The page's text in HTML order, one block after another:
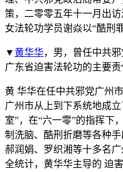
策，二零零五年十一月出
女法轮功学员谢焱以“酷刑
▼黄华华，男，曾任中共
广东省迫害法轮功的主要责
黄 华华在任中共邪党广州
广州市从上到下系统地成
室”，在“六一零”的指挥下
制洗脑、酷刑折磨等各种
郝润娟、罗织湘等十多名
全统计，黄华华主导的 迫